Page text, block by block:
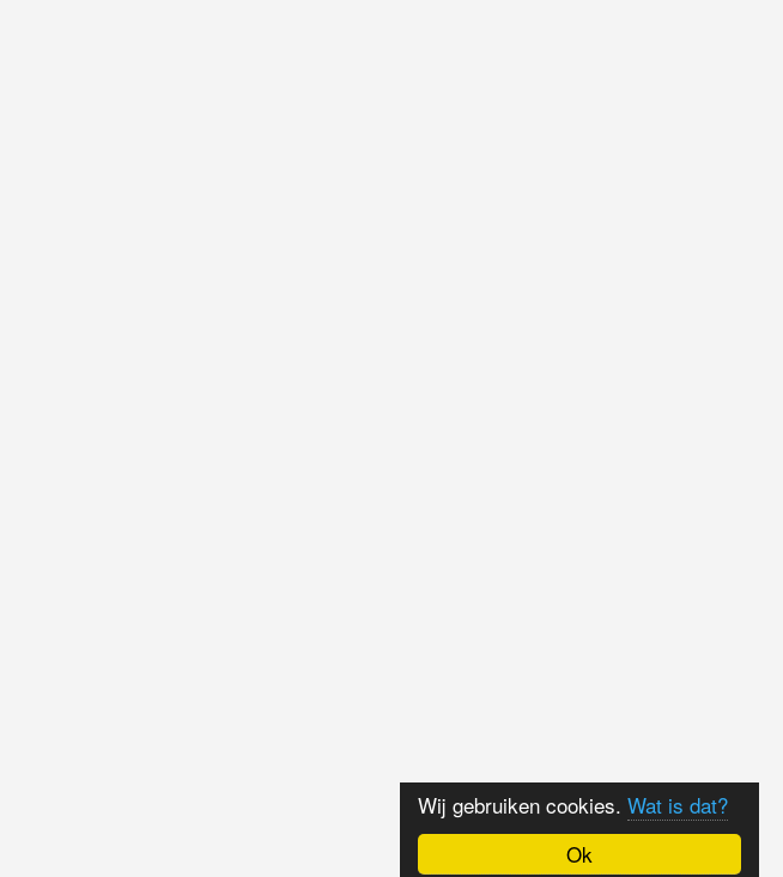
Ok
Wij gebruiken cookies. Wat is dat?